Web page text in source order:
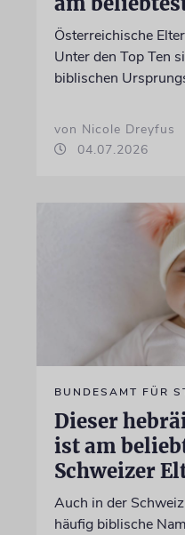
Österreichische
Unter den Top Ten
biblischen
von Nicole Dreyfus
04.07.2026
BUNDESAMT FÜR
Dieser
ist am
Schweizer
Auch in der
häufig biblische